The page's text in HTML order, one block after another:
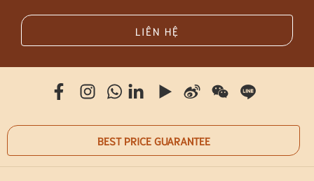
LIÊN HỆ
BEST PRICE GUARANTEE